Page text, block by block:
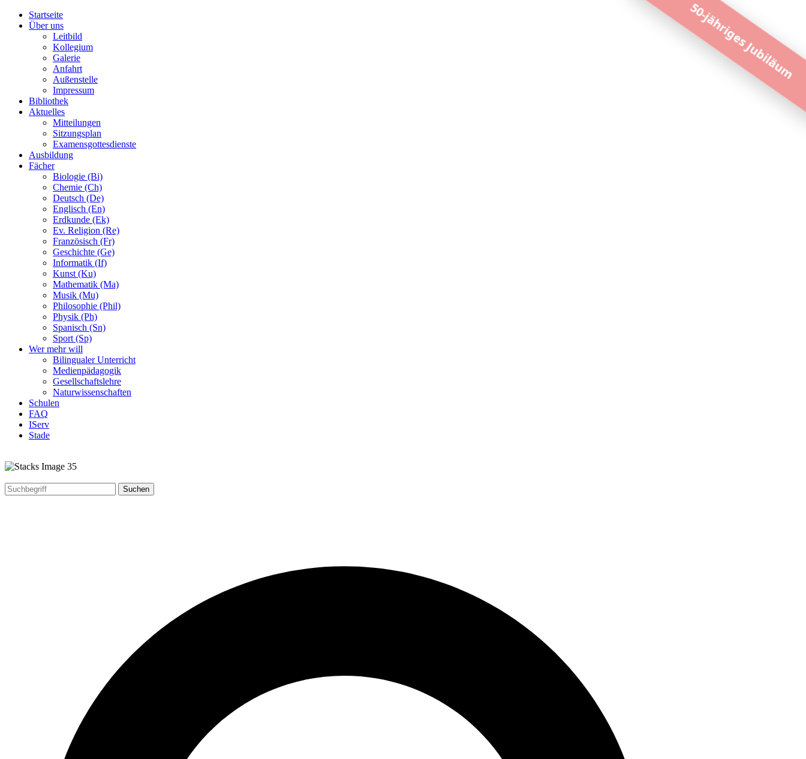
Startseite
Über uns
Leitbild
Kollegium
Galerie
Anfahrt
Außenstelle
Impressum
Bibliothek
Aktuelles
Mitteilungen
Sitzungsplan
Examensgottesdienste
Ausbildung
Fächer
Biologie (Bi)
Chemie (Ch)
Deutsch (De)
Englisch (En)
Erdkunde (Ek)
Ev. Religion (Re)
Französisch (Fr)
Geschichte (Ge)
Informatik (If)
Kunst (Ku)
Mathematik (Ma)
Musik (Mu)
Philosophie (Phil)
Physik (Ph)
Spanisch (Sn)
Sport (Sp)
Wer mehr will
Bilingualer Unterricht
Medienpädagogik
Gesellschaftslehre
Naturwissenschaften
Schulen
FAQ
IServ
Stade
50-jähriges Jubiläum
Suchen